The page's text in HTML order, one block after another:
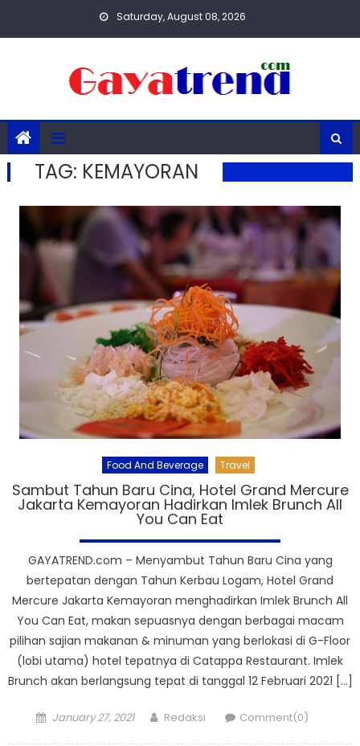
Saturday, August 08, 2026
TAG: KEMAYORAN
Food And Beverage Travel
Sambut Tahun Baru Cina, Hotel Grand Mercure
Jakarta Kemayoran Hadirkan Imlek Brunch All
You Can Eat
GAYATREND.com – Menyambut Tahun Baru Cina yang
bertepatan dengan Tahun Kerbau Logam, Hotel Grand
Mercure Jakarta Kemayoran menghadirkan Imlek Brunch All
You Can Eat, makan sepuasnya dengan berbagai macam
pilihan sajian makanan & minuman yang berlokasi di G-Floor
(lobi utama) hotel tepatnya di Catappa Restaurant. Imlek
Brunch akan berlangsung tepat di tanggal 12 Februari 2021 […]
Posted
January 27, 2021 Author
Redaksi Comment(0)